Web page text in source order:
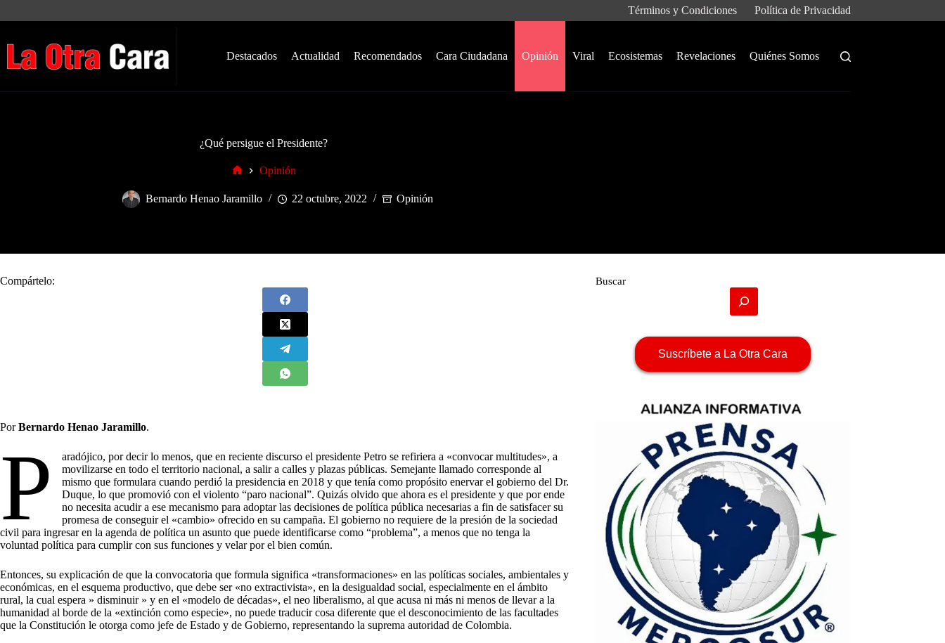
Términos y Condiciones Política de Privacidad
Destacados Actualidad Recomendados Cara Ciudadana Opinión Viral Ecosistemas Revelaciones Quiénes Somos
¿Qué persigue el Presidente?
Opinión
Bernardo Henao Jaramillo 22 octubre, 2022 Opinión
Compártelo:
PorBernardo Henao Jaramillo.
P
aradójico, por decir lo menos, que en reciente discurso el presidente Petro se refiriera a «convocar multitudes», a
movilizarse en todo el territorio nacional, a salir a calles y plazas públicas. Semejante llamado corresponde al
mismo que formulara cuando perdió la presidencia en 2018 y que tenía como propósito enervar el gobierno del Dr.
Duque, lo que promovió con el violento “paro nacional”. Quizás olvido que ahora es el presidente y que por ende
no necesita acudir a ese mecanismo para adoptar las decisiones de política pública necesarias a fin de satisfacer su
promesa de conseguir el «cambio» ofrecido en su campaña. El gobierno no requiere de la presión de la sociedad
civil para ingresar en la agenda de política un asunto que puede identificarse como “problema”, a menos que no tenga la
voluntad política para cumplir con sus funciones y velar por el bien común.
Entonces, su explicación de que la convocatoria que formula significa «transformaciones» en las políticas sociales, ambientales y
económicas, en el esquema productivo, que debe ser «no extractivista», en la desigualdad social, especialmente en el ámbito
rural, la cual espera » disminuir » y en el «modelo de décadas», el neo liberalismo, al que acusa ni más ni menos de llevar a la
humanidad al borde de la «extinción como especie», no puede traducir cosa diferente que el desconocimiento de las facultades
que la Constitución le otorga como jefe de Estado y de Gobierno, representando la suprema autoridad de Colombia.
Buscar
Suscríbete a La Otra Cara